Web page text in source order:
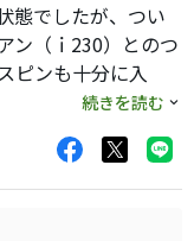
態でしたが、つい
ン（ｉ230）とのつ
ピンも十分に入
でいきます。
しました。
続きを読む